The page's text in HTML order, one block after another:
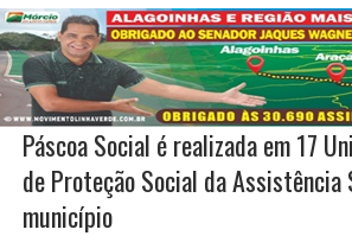
Páscoa Social é realizada em 17
de Proteção Social da Assistência
município